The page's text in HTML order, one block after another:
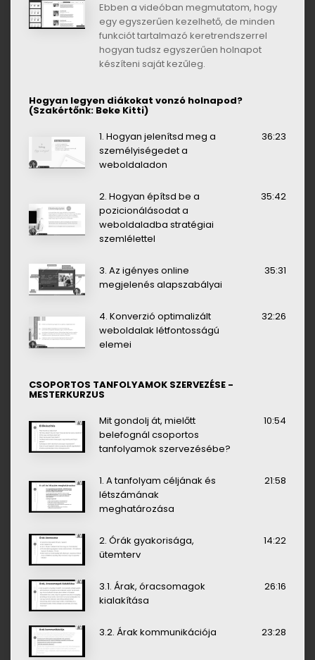
Ebben a videóban megmutatom, hogy
egy egyszerűen kezelhető, de minden
funkciót tartalmazó keretrendszerrel
hogyan tudsz egyszerűen holnapot
készíteni saját kezűleg.
Hogyan legyen diákokat vonzó holnapod?
(Szakértőnk: Beke Kitti)
1. Hogyan jelenítsd meg a
személyiségedet a
weboldaladon
36:23
2. Hogyan építsd be a
pozicionálásodat a
weboldaladba stratégiai
szemlélettel
35:42
3. Az igényes online
megjelenés alapszabályai
35:31
4. Konverzió optimalizált
weboldalak létfontosságú
elemei
32:26
CSOPORTOS TANFOLYAMOK SZERVEZÉSE -
MESTERKURZUS
Mit gondolj át, mielőtt
belefognál csoportos
tanfolyamok szervezésébe?
10:54
1. A tanfolyam céljának és
létszámának
meghatározása
21:58
2. Órák gyakorisága,
ütemterv
14:22
3.1. Árak, óracsomagok
kialakítása
26:16
3.2. Árak kommunikációja 23:28